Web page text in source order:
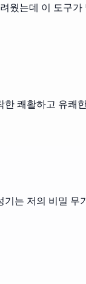
웠는데 이 도구
쾌활하고 유쾌
는 저의 비밀 무